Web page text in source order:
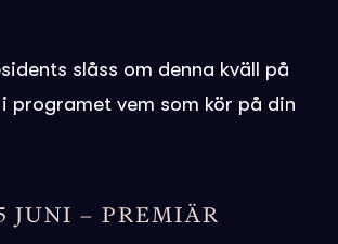
slåss om denna kväll på
programet vem som kör på din
JUNI – PREMIÄR